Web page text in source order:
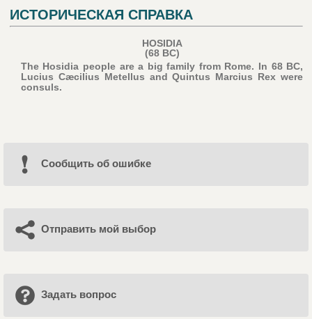
ИСТОРИЧЕСКАЯ СПРАВКА
HOSIDIA
(68 BC)
The Hosidia people are a big family from Rome. In 68 BC,
Lucius Cæcilius Metellus and Quintus Marcius Rex were
consuls.
Cообщить об ошибке
Отправить мой выбор
Задать вопрос